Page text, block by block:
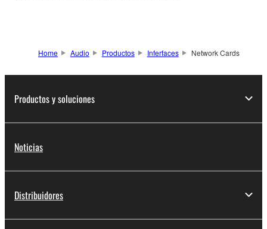
Home Audio Productos Inferfaces Network Cards
Productos y soluciones
Noticias
Distribuidores